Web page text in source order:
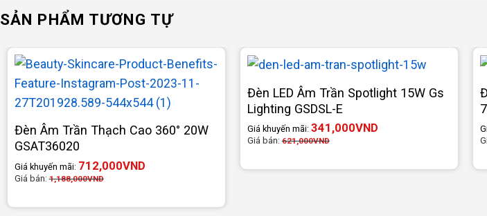
SẢN PHẨM TƯƠNG TỰ
Đèn Âm Trần Thạch Cao 360° 20W
GSAT36020
Giá khuyến mãi: 712,000VND
Giá bán:1,188,000VND
Đèn LED Âm Trần Spotlight 15W Gs
Lighting GSDSL-E
Giá khuyến mãi: 341,000VND
Giá bán:621,000VND